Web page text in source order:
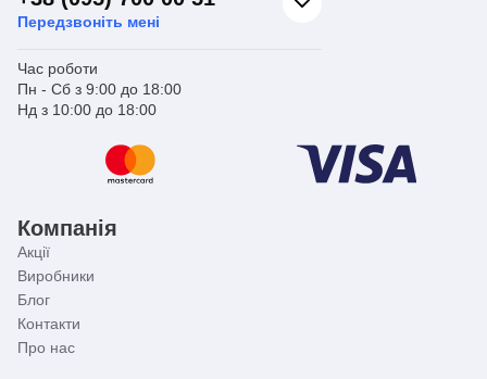
Передзвоніть мені
Час роботи
Пн - Сб з 9:00 до 18:00
Нд з 10:00 до 18:00
Компанія
Акції
Виробники
Блог
Контакти
Про нас